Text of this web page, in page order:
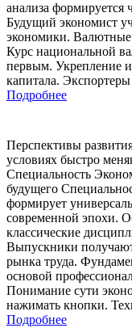
анализа формируется
Будущий экономист
экономики.
Курс национальной
первым. Укрепление
капитала.
Подробнее
Перспективы
условиях быстро
Специальность
будущего
формирует
современной эпохи.
классические
Выпускники
рынка труда.
основой
Понимание сути
нажимать кнопки.
Подробнее